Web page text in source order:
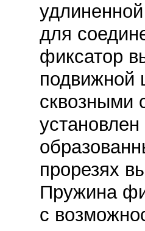
для
фиксатор
подвижной
сквозными
прорезях
Пружина
с